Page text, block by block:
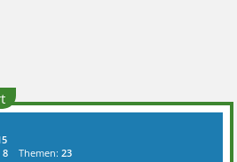
8 Themen:23